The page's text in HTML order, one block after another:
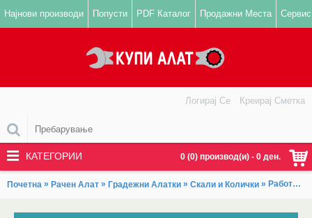
Најнови производи Попусти PDF Каталог Продажни Места Сервис
0 (0) производ(и) - 0 ден.
Логирај Се Креирај Сметка
КАТЕГОРИИ
Почетна » Рачен Алат » Градежни Алатки » Скали и Колички » Работна платформа 103*41*51cm, носивост 150kg